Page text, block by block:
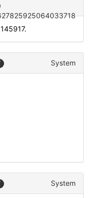
System
System